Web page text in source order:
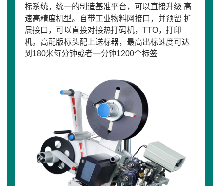
标系统，统一的制造基准平台，可以直接升级 高
速高精度机型。自带工业物料网接口，并预留 扩
展接口，可以直接对接热打码机，TTO，打印
机。高配版标头配上送标器，最高出标速度可达
到180米每分钟或者一分钟1200个标签